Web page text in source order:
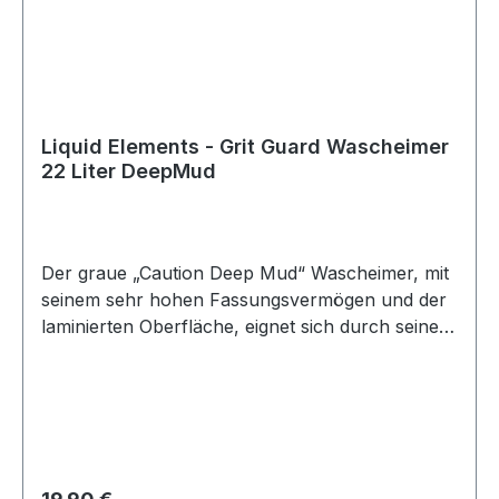
Liquid Elements - Grit Guard Wascheimer
22 Liter DeepMud
Der graue „Caution Deep Mud“ Wascheimer, mit
seinem sehr hohen Fassungsvermögen und der
laminierten Oberfläche, eignet sich durch seine
oder Ähnlichem gespült werden, wiederholt